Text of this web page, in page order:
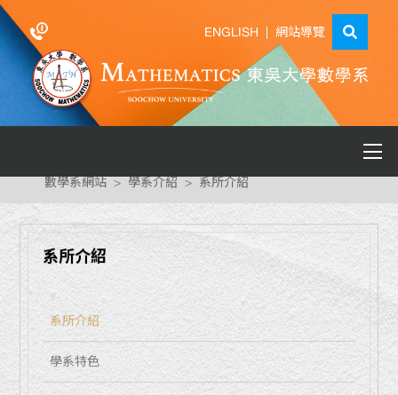
ENGLISH | 網站導覽
系所介紹
系所介紹
學系特色